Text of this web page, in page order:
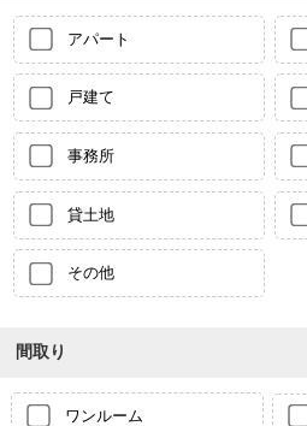
アパート
戸建て
事務所
貸土地
その他
間取り
ワンルーム